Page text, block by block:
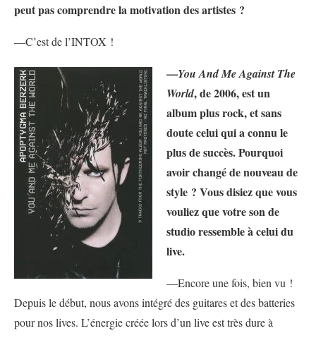
peut pas comprendre la motivation des artistes ?
—C’est de l’INTOX !
—You And Me Against The
World, de 2006, est un
album plus rock, et sans
doute celui qui a connu le
plus de succès. Pourquoi
avoir changé de nouveau de
style ? Vous disiez que vous
vouliez que votre son de
studio ressemble à celui du
live.
—Encore une fois, bien vu !
Depuis le début, nous avons intégré des guitares et des batteries
pour nos lives. L’énergie créée lors d’un live est très dure à